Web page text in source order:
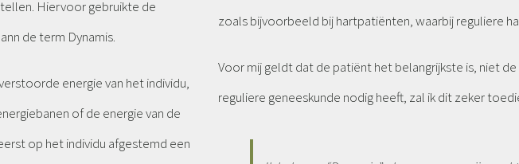
Hiervoor gebruikte de
de term Dynamis.
energie van het individu,
of de energie van de
op het individu afgestemd een
zoals bijvoorbeeld bij hartpatiënten, waarbij reguliere
Voor mij geldt dat de patiënt het belangrijkste is, niet
reguliere geneeskunde nodig heeft, zal ik dit zeker